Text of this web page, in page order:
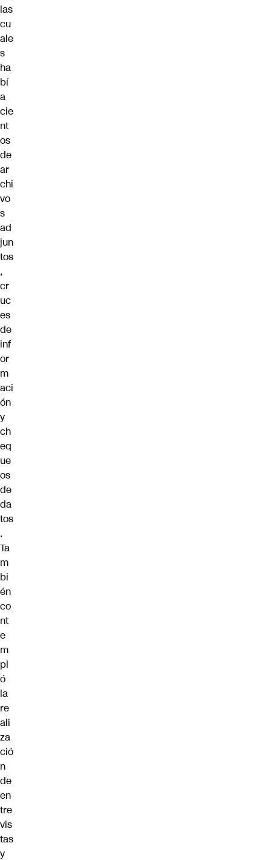
las
cu
ale
s
ha
bí
a
cie
nt
os
de
ar
chi
vo
s
ad
jun
tos
,
cr
uc
es
de
inf
or
m
aci
ón
y
ch
eq
ue
os
de
da
tos
.
Ta
m
bi
én
co
nt
e
m
pl
ó
la
re
ali
za
ció
n
de
en
tre
vis
tas
y